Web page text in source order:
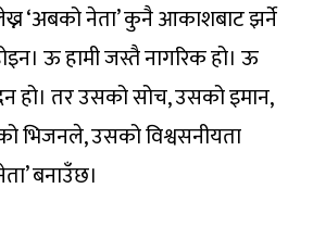
‘अबको नेता’ कुनै आकाशबाट झर्ने
ऊ हामी जस्तै नागरिक हो। ऊ
हो। तर उसको सोच, उसको इमान,
भिजनले, उसको विश्वसनीयता
बनाउँछ।